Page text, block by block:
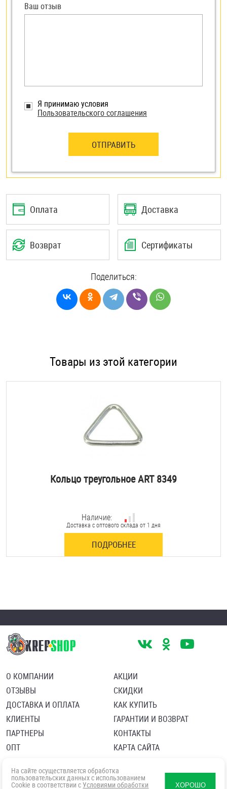
Я принимаю условия
Пользовательского соглашения
ОТПРАВИТЬ
Ваш отзыв
Оплата Доставка
Возврат Сертификаты
Поделиться:
Товары из этой категории
Кольцо треугольное ART 8349
Наличие:
Доставка с оптового склада от 1 дня
ПОДРОБНЕЕ
О КОМПАНИИ
ОТЗЫВЫ
ДОСТАВКА И ОПЛАТА
КЛИЕНТЫ
ПАРТНЕРЫ
ОПТ
АКЦИИ
СКИДКИ
КАК КУПИТЬ
ГАРАНТИИ И ВОЗВРАТ
КОНТАКТЫ
КАРТА САЙТА
Политика в отношении обработки персональных данных
Согласие посетителя сайта на обработку персональных данны
На сайте осуществляется обработка
пользовательских данных с использованием
Cookie в соответствии с Условиями обработки ХОРОШО